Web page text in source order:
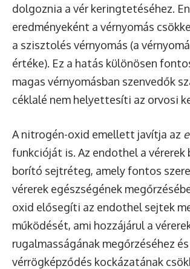
dolgoznia a vér keringtetéséhez.
eredményeként a vérnyomás
a szisztolés vérnyomás (a
értéke). Ez a hatás különösen
magas vérnyomásban szenvedők
céklalé nem helyettesíti az orvosi
A nitrogén-oxid emellett javítja az
funkcióját is. Az endothel a vérerek
borító sejtréteg, amely fontos
vérerek egészségének
oxid elősegíti az endothel sejtek
működését, ami hozzájárul a
rugalmasságának megőrzéséhez és
vérrögképződés kockázatának